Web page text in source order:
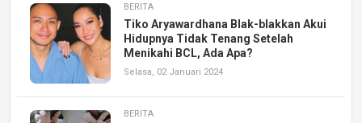
BERITA
Tiko Aryawardhana Blak-blakkan Akui
Hidupnya Tidak Tenang Setelah
Menikahi BCL, Ada Apa?
Selasa, 02 Januari 2024
BERITA